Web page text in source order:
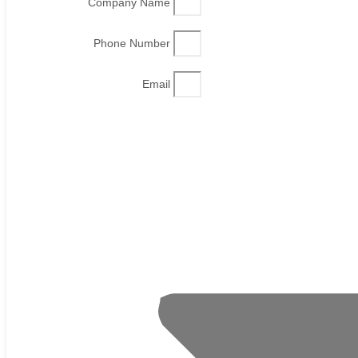
Company Name
Phone Number
Email